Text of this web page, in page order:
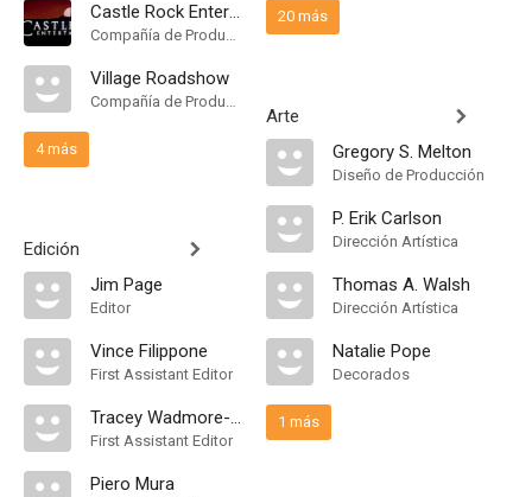
Castle Rock Entertainment
Compañía de Produccion
Village Roadshow
Compañía de Produccion
4 más
Edición
Jim Page
Editor
Vince Filippone
First Assistant Editor
Tracey Wadmore-Smith
First Assistant Editor
Piero Mura
20 más
Arte
Gregory S. Melton
Diseño de Producción
P. Erik Carlson
Dirección Artística
Thomas A. Walsh
Dirección Artística
Natalie Pope
Decorados
1 más